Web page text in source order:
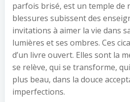
parfois brisé, est un temple de
blessures subissent des
invitations à aimer la vie dans
lumières et ses ombres. Ces
d’un livre ouvert. Elles sont la
se relève, qui se transforme,
plus beau, dans la douce
imperfections.